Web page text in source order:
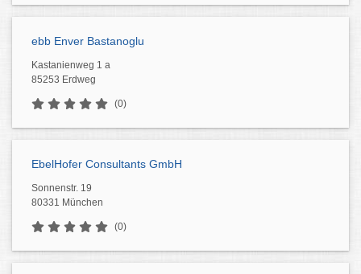
ebb Enver Bastanoglu
Kastanienweg 1 a
85253 Erdweg
(0)
EbelHofer Consultants GmbH
Sonnenstr. 19
80331 München
(0)